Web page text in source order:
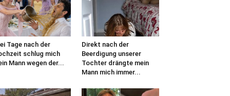
Tage nach der
schlug mich
Mann wegen der...
Direkt nach der
Beerdigung unserer
Tochter drängte mein
Mann mich immer...